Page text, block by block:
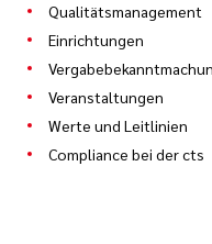
Qualitätsmanagement
Einrichtungen
Veranstaltungen
Werte und Leitlinien
Compliance bei der cts